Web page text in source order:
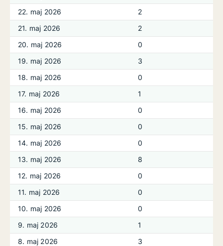
22. maj 2026
2
21. maj 2026
2
20. maj 2026
0
19. maj 2026
3
18. maj 2026
0
17. maj 2026
1
16. maj 2026
0
15. maj 2026
0
14. maj 2026
0
13. maj 2026
8
12. maj 2026
0
11. maj 2026
0
10. maj 2026
0
9. maj 2026
1
8. maj 2026
3